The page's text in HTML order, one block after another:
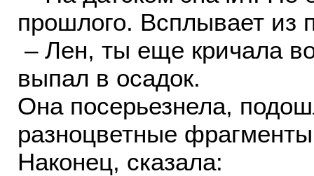
прошлого. Всплывает из
– Лен, ты еще кричала
выпал в осадок.
Она посерьезнела,
разноцветные
Наконец, сказала: